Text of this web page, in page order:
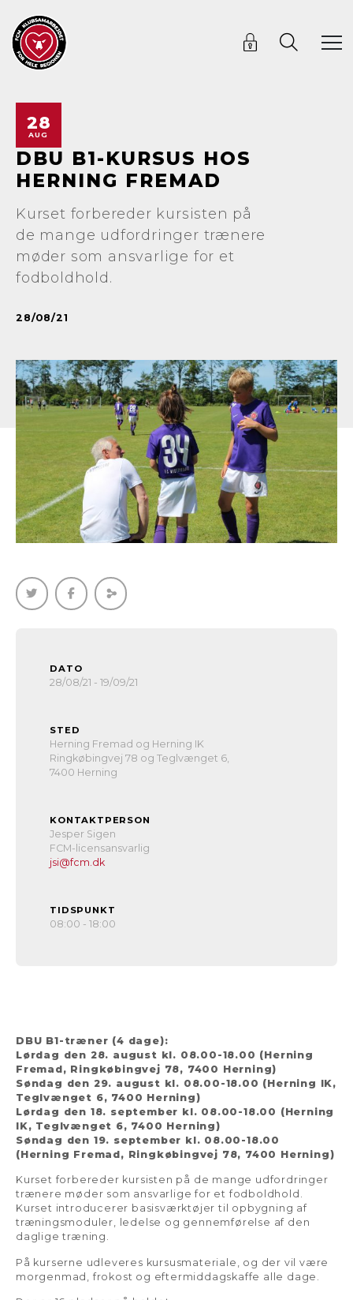
28
AUG
DBU B1-KURSUS HOS
HERNING FREMAD
Kurset forbereder kursisten på
de mange udfordringer trænere
møder som ansvarlige for et
fodboldhold.
28/08/21
DATO
28/08/21 - 19/09/21
STED
Herning Fremad og Herning IK
Ringkøbingvej 78 og Teglvænget 6,
7400 Herning
KONTAKTPERSON
Jesper Sigen
FCM-licensansvarlig
jsi@fcm.dk
TIDSPUNKT
08:00 - 18:00
DBU B1-træner (4 dage):
Lørdag den 28. august kl. 08.00-18.00 (Herning
Fremad, Ringkøbingvej 78, 7400 Herning)
Søndag den 29. august kl. 08.00-18.00 (Herning IK,
Teglvænget 6, 7400 Herning)
Lørdag den 18. september kl. 08.00-18.00 (Herning
IK, Teglvænget 6, 7400 Herning)
Søndag den 19. september kl. 08.00-18.00
(Herning Fremad, Ringkøbingvej 78, 7400 Herning)
Kurset forbereder kursisten på de mange udfordringer
trænere møder som ansvarlige for et fodboldhold.
Kurset introducerer basisværktøjer til opbygning af
træningsmoduler, ledelse og gennemførelse af den
daglige træning.
På kurserne udleveres kursusmateriale, og der vil være
morgenmad, frokost og eftermiddagskaffe alle dage.